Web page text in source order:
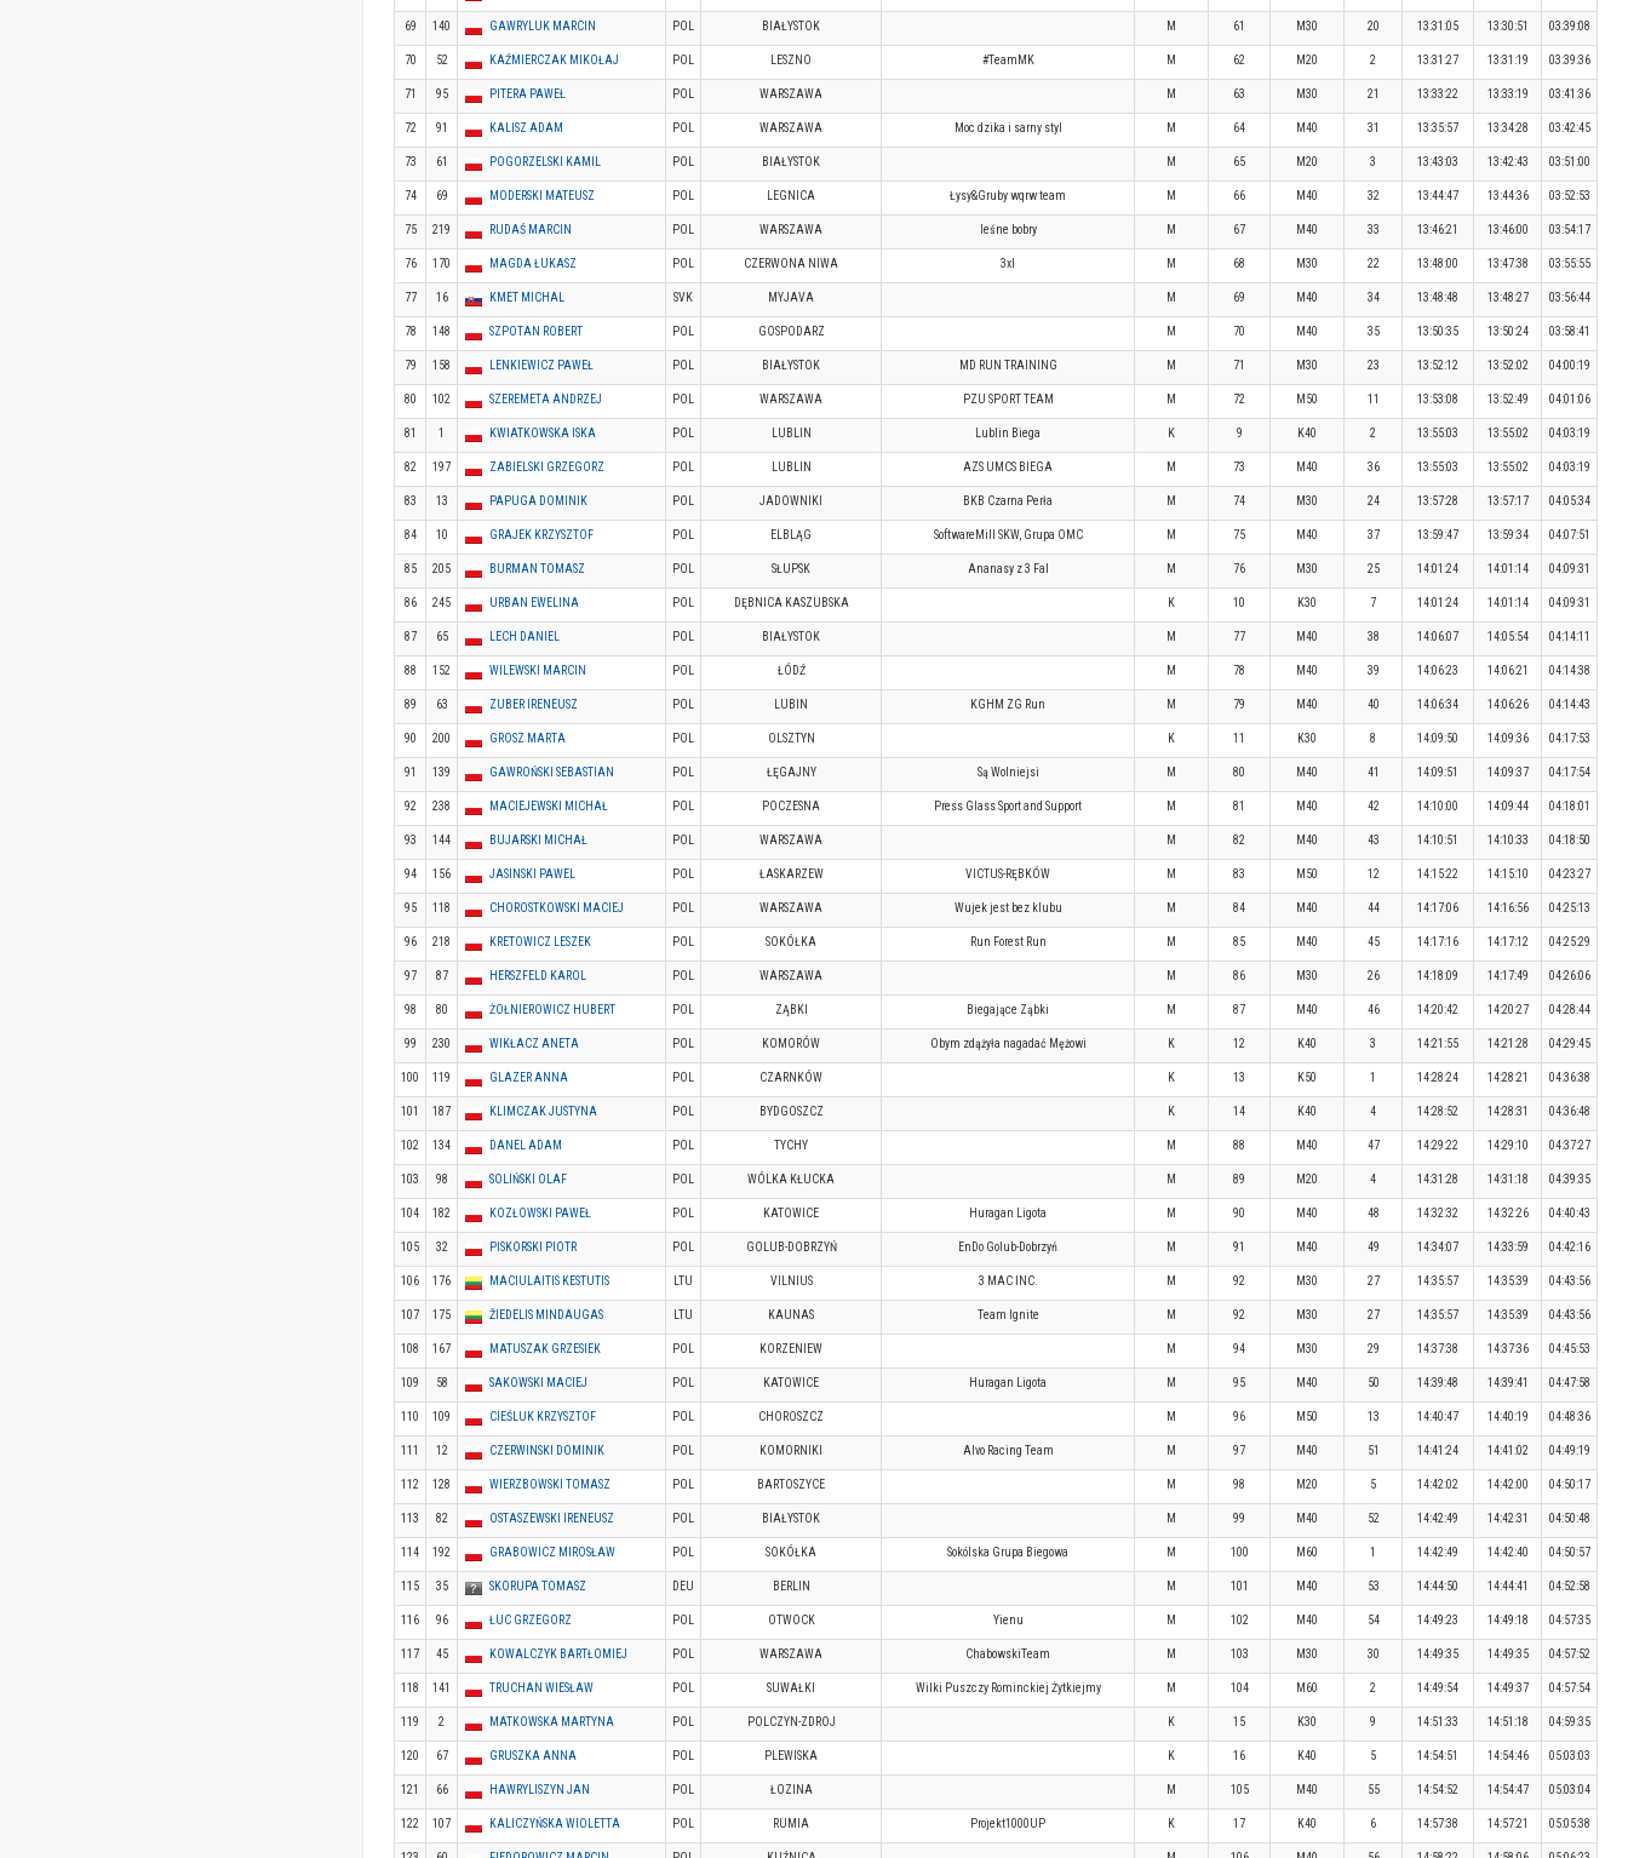
69 140 GAWRYLUK MARCIN POL BIAŁYSTOK M 61 M30 20 13:31:05 13:30:51 03:39:08
70 52 KAŹMIERCZAK MIKOŁAJ POL LESZNO #TeamMK M 62 M20 2 13:31:27 13:31:19 03:39:36
71 95 PITERA PAWEŁ POL WARSZAWA M 63 M30 21 13:33:22 13:33:19 03:41:36
72 91 KALISZ ADAM POL WARSZAWA Moc dzika i sarny styl M 64 M40 31 13:35:57 13:34:28 03:42:45
73 61 POGORZELSKI KAMIL POL BIAŁYSTOK M 65 M20 3 13:43:03 13:42:43 03:51:00
74 69 MODERSKI MATEUSZ POL LEGNICA Łysy&Gruby wqrw team M 66 M40 32 13:44:47 13:44:36 03:52:53
75 219 RUDAŚ MARCIN POL WARSZAWA leśne bobry M 67 M40 33 13:46:21 13:46:00 03:54:17
76 170 MAGDA ŁUKASZ POL CZERWONA NIWA 3xl M 68 M30 22 13:48:00 13:47:38 03:55:55
77 16 KMET MICHAL SVK MYJAVA M 69 M40 34 13:48:48 13:48:27 03:56:44
78 148 SZPOTAN ROBERT POL GOSPODARZ M 70 M40 35 13:50:35 13:50:24 03:58:41
79 158 LENKIEWICZ PAWEŁ POL BIAŁYSTOK MD RUN TRAINING M 71 M30 23 13:52:12 13:52:02 04:00:19
80 102 SZEREMETA ANDRZEJ POL WARSZAWA PZU SPORT TEAM M 72 M50 11 13:53:08 13:52:49 04:01:06
81 1 KWIATKOWSKA ISKA POL LUBLIN Lublin Biega K 9 K40 2 13:55:03 13:55:02 04:03:19
82 197 ZABIELSKI GRZEGORZ POL LUBLIN AZS UMCS BIEGA M 73 M40 36 13:55:03 13:55:02 04:03:19
83 13 PAPUGA DOMINIK POL JADOWNIKI BKB Czarna Perła M 74 M30 24 13:57:28 13:57:17 04:05:34
84 10 GRAJEK KRZYSZTOF POL ELBLĄG SoftwareMill SKW, Grupa OMC M 75 M40 37 13:59:47 13:59:34 04:07:51
85 205 BURMAN TOMASZ POL SŁUPSK Ananasy z 3 Fal M 76 M30 25 14:01:24 14:01:14 04:09:31
86 245 URBAN EWELINA POL DĘBNICA KASZUBSKA K 10 K30 7 14:01:24 14:01:14 04:09:31
87 65 LECH DANIEL POL BIAŁYSTOK M 77 M40 38 14:06:07 14:05:54 04:14:11
88 152 WILEWSKI MARCIN POL ŁÓDŹ M 78 M40 39 14:06:23 14:06:21 04:14:38
89 63 ZUBER IRENEUSZ POL LUBIN KGHM ZG Run M 79 M40 40 14:06:34 14:06:26 04:14:43
90 200 GROSZ MARTA POL OLSZTYN K 11 K30 8 14:09:50 14:09:36 04:17:53
91 139 GAWROŃSKI SEBASTIAN POL ŁĘGAJNY Są Wolniejsi M 80 M40 41 14:09:51 14:09:37 04:17:54
92 238 MACIEJEWSKI MICHAŁ POL POCZESNA Press Glass Sport and Support M 81 M40 42 14:10:00 14:09:44 04:18:01
93 144 BUJARSKI MICHAŁ POL WARSZAWA M 82 M40 43 14:10:51 14:10:33 04:18:50
94 156 JASINSKI PAWEL POL ŁASKARZEW VICTUS-RĘBKÓW M 83 M50 12 14:15:22 14:15:10 04:23:27
95 118 CHOROSTKOWSKI MACIEJ POL WARSZAWA Wujek jest bez klubu M 84 M40 44 14:17:06 14:16:56 04:25:13
96 218 KRETOWICZ LESZEK POL SOKÓŁKA Run Forest Run M 85 M40 45 14:17:16 14:17:12 04:25:29
97 87 HERSZFELD KAROL POL WARSZAWA M 86 M30 26 14:18:09 14:17:49 04:26:06
98 80 ŻOŁNIEROWICZ HUBERT POL ZĄBKI Biegające Ząbki M 87 M40 46 14:20:42 14:20:27 04:28:44
99 230 WIKŁACZ ANETA POL KOMORÓW Obym zdążyła nagadać Mężowi K 12 K40 3 14:21:55 14:21:28 04:29:45
100 119 GLAZER ANNA POL CZARNKÓW K 13 K50 1 14:28:24 14:28:21 04:36:38
101 187 KLIMCZAK JUSTYNA POL BYDGOSZCZ K 14 K40 4 14:28:52 14:28:31 04:36:48
102 134 DANEL ADAM POL TYCHY M 88 M40 47 14:29:22 14:29:10 04:37:27
103 98 SOLIŃSKI OLAF POL WÓLKA KŁUCKA M 89 M20 4 14:31:28 14:31:18 04:39:35
104 182 KOZŁOWSKI PAWEŁ POL KATOWICE Huragan Ligota M 90 M40 48 14:32:32 14:32:26 04:40:43
105 32 PISKORSKI PIOTR POL GOLUB-DOBRZYŃ EnDo Golub-Dobrzyń M 91 M40 49 14:34:07 14:33:59 04:42:16
106 176 MACIULAITIS KESTUTIS LTU VILNIUS 3 MAC INC. M 92 M30 27 14:35:57 14:35:39 04:43:56
107 175 ŽIEDELIS MINDAUGAS LTU KAUNAS Team Ignite M 92 M30 27 14:35:57 14:35:39 04:43:56
108 167 MATUSZAK GRZESIEK POL KORZENIEW M 94 M30 29 14:37:38 14:37:36 04:45:53
109 58 SAKOWSKI MACIEJ POL KATOWICE Huragan Ligota M 95 M40 50 14:39:48 14:39:41 04:47:58
110 109 CIEŚLUK KRZYSZTOF POL CHOROSZCZ M 96 M50 13 14:40:47 14:40:19 04:48:36
111 12 CZERWINSKI DOMINIK POL KOMORNIKI Alvo Racing Team M 97 M40 51 14:41:24 14:41:02 04:49:19
112 128 WIERZBOWSKI TOMASZ POL BARTOSZYCE M 98 M20 5 14:42:02 14:42:00 04:50:17
113 82 OSTASZEWSKI IRENEUSZ POL BIAŁYSTOK M 99 M40 52 14:42:49 14:42:31 04:50:48
114 192 GRABOWICZ MIROSŁAW POL SOKÓŁKA Sokólska Grupa Biegowa M 100 M60 1 14:42:49 14:42:40 04:50:57
115 35 SKORUPA TOMASZ DEU BERLIN M 101 M40 53 14:44:50 14:44:41 04:52:58
116 96 ŁUC GRZEGORZ POL OTWOCK Yienu M 102 M40 54 14:49:23 14:49:18 04:57:35
117 45 KOWALCZYK BARTŁOMIEJ POL WARSZAWA ChabowskiTeam M 103 M30 30 14:49:35 14:49:35 04:57:52
118 141 TRUCHAN WIESŁAW POL SUWAŁKI Wilki Puszczy Rominckiej Żytkiejmy M 104 M60 2 14:49:54 14:49:37 04:57:54
119 2 MATKOWSKA MARTYNA POL POLCZYN-ZDROJ K 15 K30 9 14:51:33 14:51:18 04:59:35
120 67 GRUSZKA ANNA POL PLEWISKA K 16 K40 5 14:54:51 14:54:46 05:03:03
121 66 HAWRYLISZYN JAN POL ŁOZINA M 105 M40 55 14:54:52 14:54:47 05:03:04
122 107 KALICZYŃSKA WIOLETTA POL RUMIA Projekt1000UP K 17 K40 6 14:57:38 14:57:21 05:05:38